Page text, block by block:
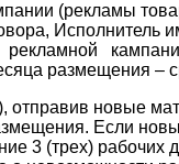
(рекламы
Исполнитель
размещения –
новые
Если
3 (трех)